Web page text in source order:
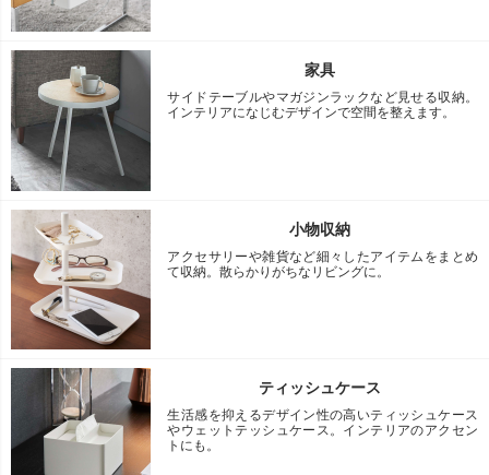
家具
サイドテーブルやマガジンラックなど見せる収納。
インテリアになじむデザインで空間を整えます。
小物収納
アクセサリーや雑貨など細々したアイテムをまとめ
て収納。散らかりがちなリビングに。
ティッシュケース
生活感を抑えるデザイン性の高いティッシュケース
やウェットテッシュケース。インテリアのアクセン
トにも。